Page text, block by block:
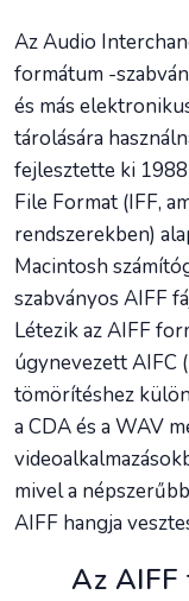
Az Audio
formátum -
és más
tárolására
fejlesztette ki
File Format (IFF,
rendszerekben)
Macintosh
szabványos AIFF
Létezik az AIFF
úgynevezett AIFC
tömörítéshez
a CDA és a WAV
mivel a
AIFF hangja
Az